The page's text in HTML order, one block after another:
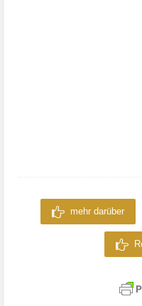
mehr darüber